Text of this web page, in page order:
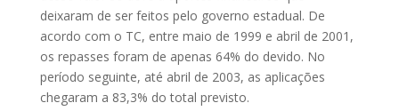
deixaram de ser feitos pelo governo estadual. De
acordo com o TC, entre maio de 1999 e abril de 2001,
os repasses foram de apenas 64% do devido. No
período seguinte, até abril de 2003, as aplicações
chegaram a 83,3% do total previsto.